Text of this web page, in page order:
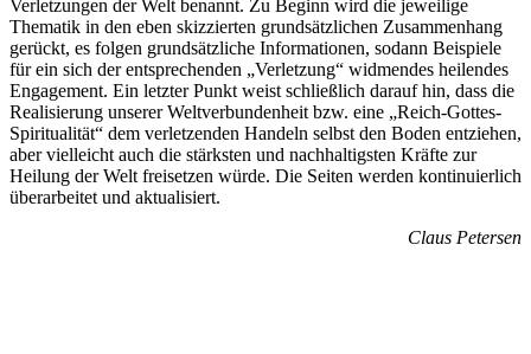
Verletzungen der Welt benannt. Zu Beginn wird die jeweilige
Thematik in den eben skizzierten grundsätzlichen Zusammenhang
gerückt, es folgen grundsätzliche Informationen, sodann Beispiele
für ein sich der entsprechenden „Verletzung“ widmendes heilendes
Engagement. Ein letzter Punkt weist schließlich darauf hin, dass die
Realisierung unserer Weltverbundenheit bzw. eine „Reich-Gottes-
Spiritualität“ dem verletzenden Handeln selbst den Boden entziehen,
aber vielleicht auch die stärksten und nachhaltigsten Kräfte zur
Heilung der Welt freisetzen würde. Die Seiten werden kontinuierlich
überarbeitet und aktualisiert.
Claus Petersen